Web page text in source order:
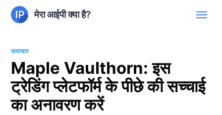
मेरा आईपी क्या है?
समाचार
Maple Vaulthorn: इस
ट्रेडिंग प्लेटफॉर्म के पीछे की सच्चाई
का अनावरण करें